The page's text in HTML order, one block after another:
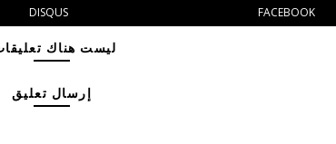
DISQUS FACEBOOK
ليست هناك
إرسال تعليق